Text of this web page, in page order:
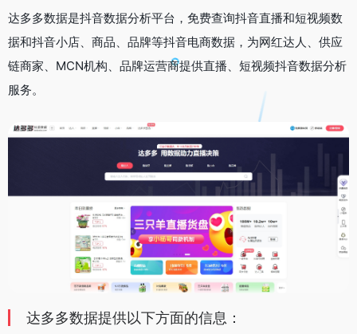
达多多数据是抖音数据分析平台，免费查询抖音直播和短视频数
据和抖音小店、商品、品牌等抖音电商数据，为网红达人、供应
链商家、MCN机构、品牌运营商提供直播、短视频抖音数据分析
服务。
达多多数据提供以下方面的信息：